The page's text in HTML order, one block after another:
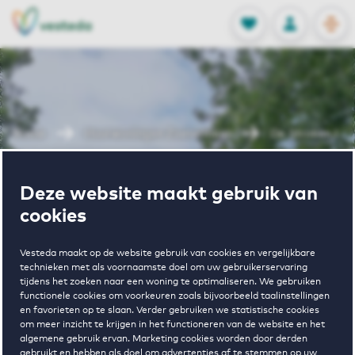
Deze website maakt gebruik van
cookies
Vesteda maakt op de website gebruik van cookies en vergelijkbare
technieken met als voornaamste doel om uw gebruikerservaring
tijdens het zoeken naar een woning te optimaliseren. We gebruiken
functionele cookies om voorkeuren zoals bijvoorbeeld taalinstellingen
en favorieten op te slaan. Verder gebruiken we statistische cookies
om meer inzicht te krijgen in het functioneren van de website en het
algemene gebruik ervan. Marketing cookies worden door derden
FAVORIETEN
Opgeslagen
INLOGGEN
NL
EN
Home Huurwoningen Zoetermeer De Stroken I
Wonen in De
Stroken I